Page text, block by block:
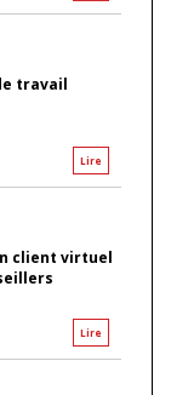
travail
Lire
client virtuel
Lire